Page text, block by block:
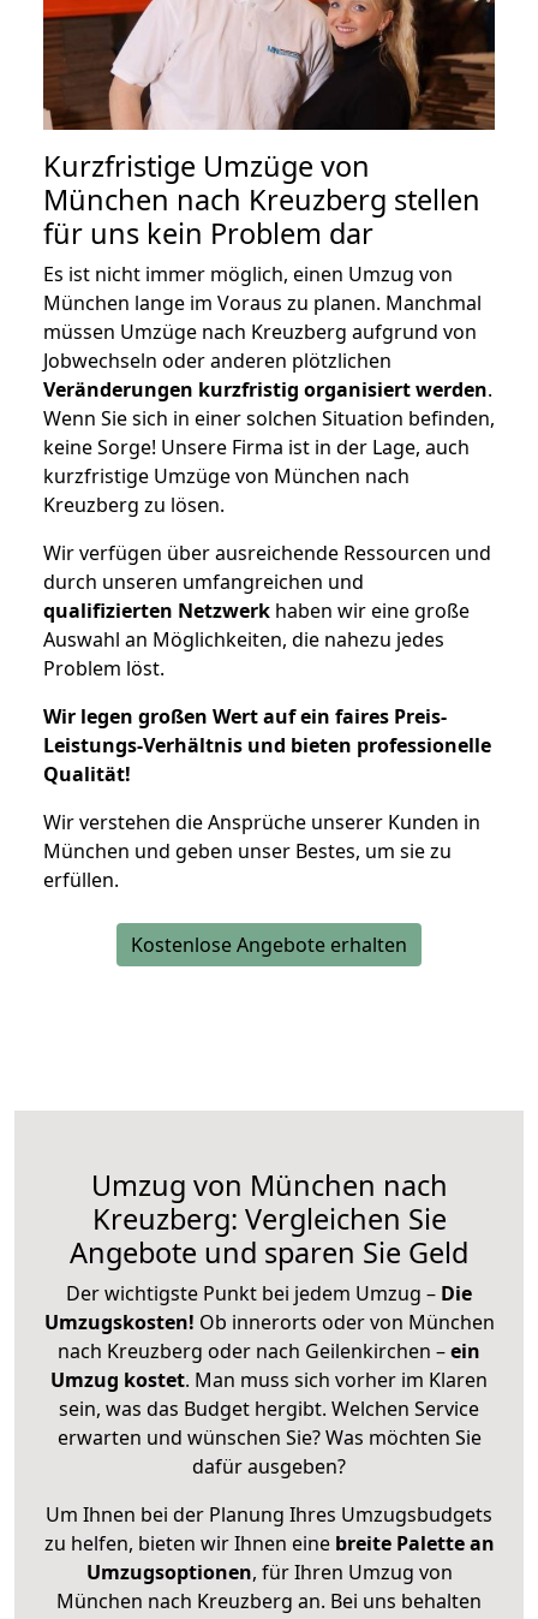
Kurzfristige Umzüge von
München nach Kreuzberg stellen
für uns kein Problem dar
Es ist nicht immer möglich, einen Umzug von
München lange im Voraus zu planen. Manchmal
müssen Umzüge nach Kreuzberg aufgrund von
Jobwechseln oder anderen plötzlichen
Veränderungen kurzfristig organisiert werden.
Wenn Sie sich in einer solchen Situation befinden,
keine Sorge! Unsere Firma ist in der Lage, auch
kurzfristige Umzüge von München nach
Kreuzberg zu lösen.
Wir verfügen über ausreichende Ressourcen und
durch unseren umfangreichen und
qualifizierten Netzwerk haben wir eine große
Auswahl an Möglichkeiten, die nahezu jedes
Problem löst.
Wir legen großen Wert auf ein faires Preis-
Leistungs-Verhältnis und bieten professionelle
Qualität!
Wir verstehen die Ansprüche unserer Kunden in
München und geben unser Bestes, um sie zu
erfüllen.
Kostenlose Angebote erhalten
Umzug von München nach
Kreuzberg: Vergleichen Sie
Angebote und sparen Sie Geld
Der wichtigste Punkt bei jedem Umzug – Die
Umzugskosten! Ob innerorts oder von München
nach Kreuzberg oder nach Geilenkirchen –ein
Umzug kostet. Man muss sich vorher im Klaren
sein, was das Budget hergibt. Welchen Service
erwarten und wünschen Sie? Was möchten Sie
dafür ausgeben?
Um Ihnen bei der Planung Ihres Umzugsbudgets
zu helfen, bieten wir Ihnen eine breite Palette an
Umzugsoptionen, für Ihren Umzug von
München nach Kreuzberg an. Bei uns behalten